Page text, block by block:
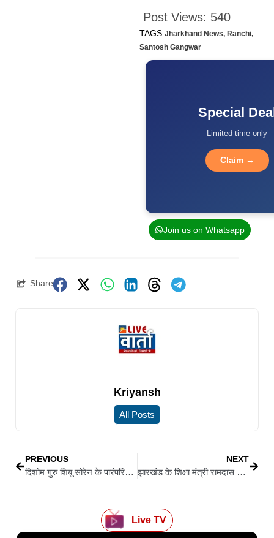
Post Views: 540
TAGS:Jharkhand News, Ranchi,
Santosh Gangwar
Special
Limited time only
Claim →
Join us on Whatsapp
Share
Kriyansh
All Posts
PREVIOUS
दिशोम गुरु शिबू सोरेन के पारंपरिक श्राद्ध कर्म का दसवां दिन विधिवत संपन्न, मुख्यमंत्री हेमन्त सोरेन ने किया अनुष्ठान
NEXT
झारखंड के शिक्षा मंत्री रामदास सोरेन का निधन, अपोलो अस्पताल में ली अंतिम सांस
Live TV